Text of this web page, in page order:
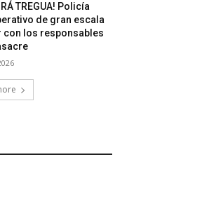
TREGUA! Policía
de gran escala
con los responsables